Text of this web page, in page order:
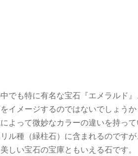
でも特に有名な宝石『エメラルド
イメージするのではないでしょう
よって微妙なカラーの違いを持っ
ル種（緑柱石）に含まれるのです
しい宝石の宝庫ともいえる石です。